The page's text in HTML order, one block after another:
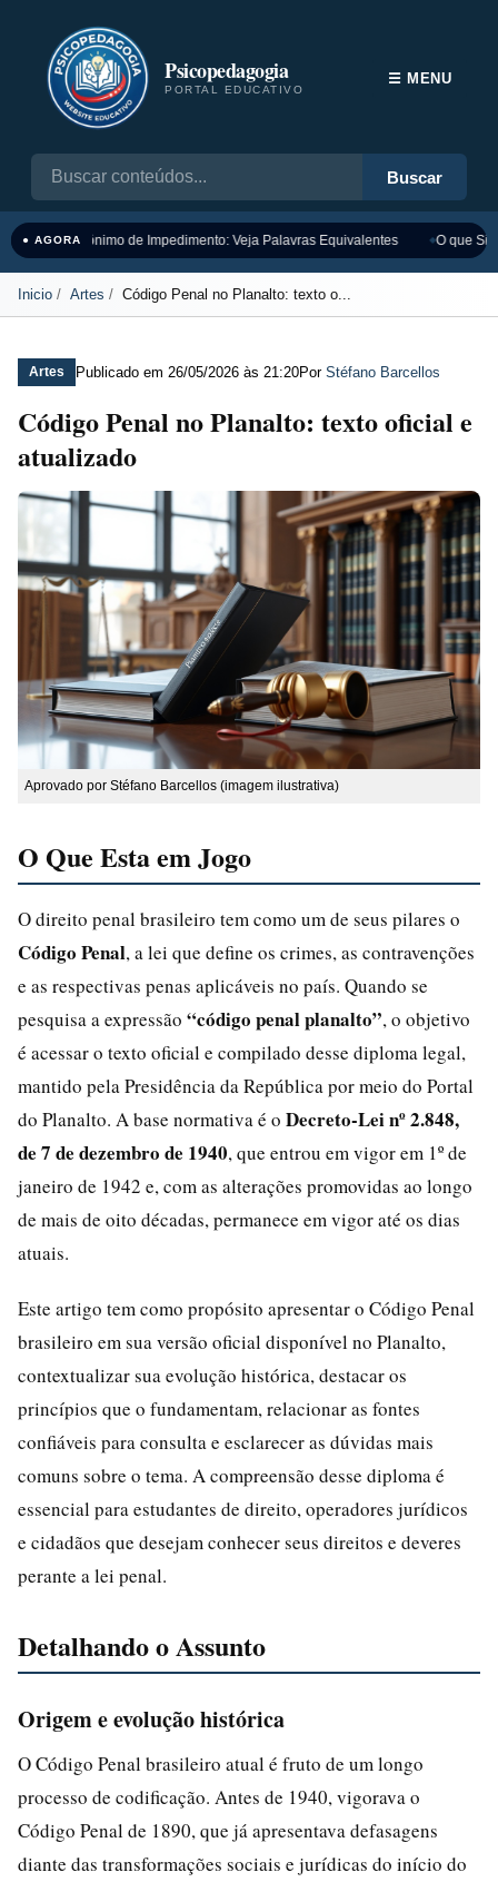
Psicopedagogia
PORTAL EDUCATIVO
Buscar
☰ MENU
● AGORASinônimo de Impedimento: Veja Palavras Equivalentes O que
Inicio Artes Código Penal no Planalto: texto o...
Artes Publicado em 26/05/2026 às 21:20Por Stéfano Barcellos
Código Penal no Planalto: texto oficial e
atualizado
Aprovado por Stéfano Barcellos (imagem ilustrativa)
O Que Esta em Jogo
O direito penal brasileiro tem como um de seus pilares o
Código Penal, a lei que define os crimes, as contravenções
e as respectivas penas aplicáveis no país. Quando se
pesquisa a expressão “código penal planalto”, o objetivo
é acessar o texto oficial e compilado desse diploma legal,
mantido pela Presidência da República por meio do Portal
do Planalto. A base normativa é o Decreto-Lei nº 2.848,
de 7 de dezembro de 1940, que entrou em vigor em 1º de
janeiro de 1942 e, com as alterações promovidas ao longo
de mais de oito décadas, permanece em vigor até os dias
atuais.
Este artigo tem como propósito apresentar o Código Penal
brasileiro em sua versão oficial disponível no Planalto,
contextualizar sua evolução histórica, destacar os
princípios que o fundamentam, relacionar as fontes
confiáveis para consulta e esclarecer as dúvidas mais
comuns sobre o tema. A compreensão desse diploma é
essencial para estudantes de direito, operadores jurídicos
e cidadãos que desejam conhecer seus direitos e deveres
perante a lei penal.
Detalhando o Assunto
Origem e evolução histórica
O Código Penal brasileiro atual é fruto de um longo
processo de codificação. Antes de 1940, vigorava o
Código Penal de 1890, que já apresentava defasagens
diante das transformações sociais e jurídicas do início do